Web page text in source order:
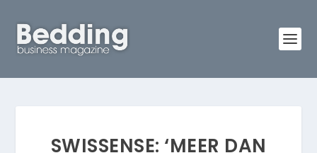
SWISSENSE: ‘MEER DAN